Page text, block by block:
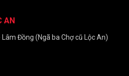
AN
Đồng (Ngã ba Chợ cũ Lộc An)